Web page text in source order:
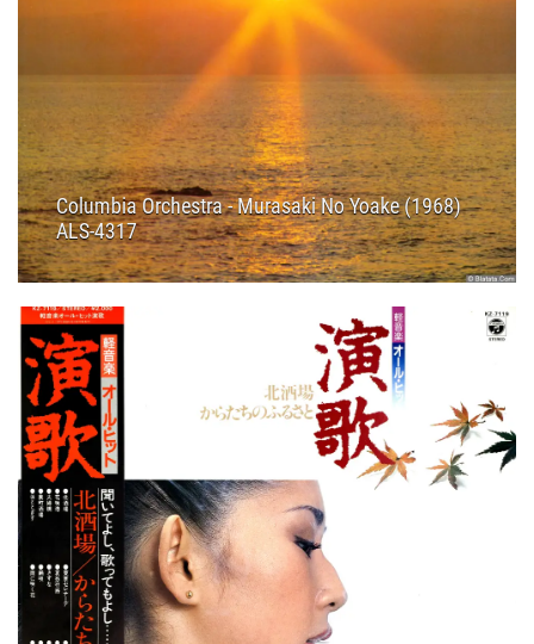
Columbia Orchestra - Murasaki No Yoake (1968)
ALS-4317
28.12.202512:30